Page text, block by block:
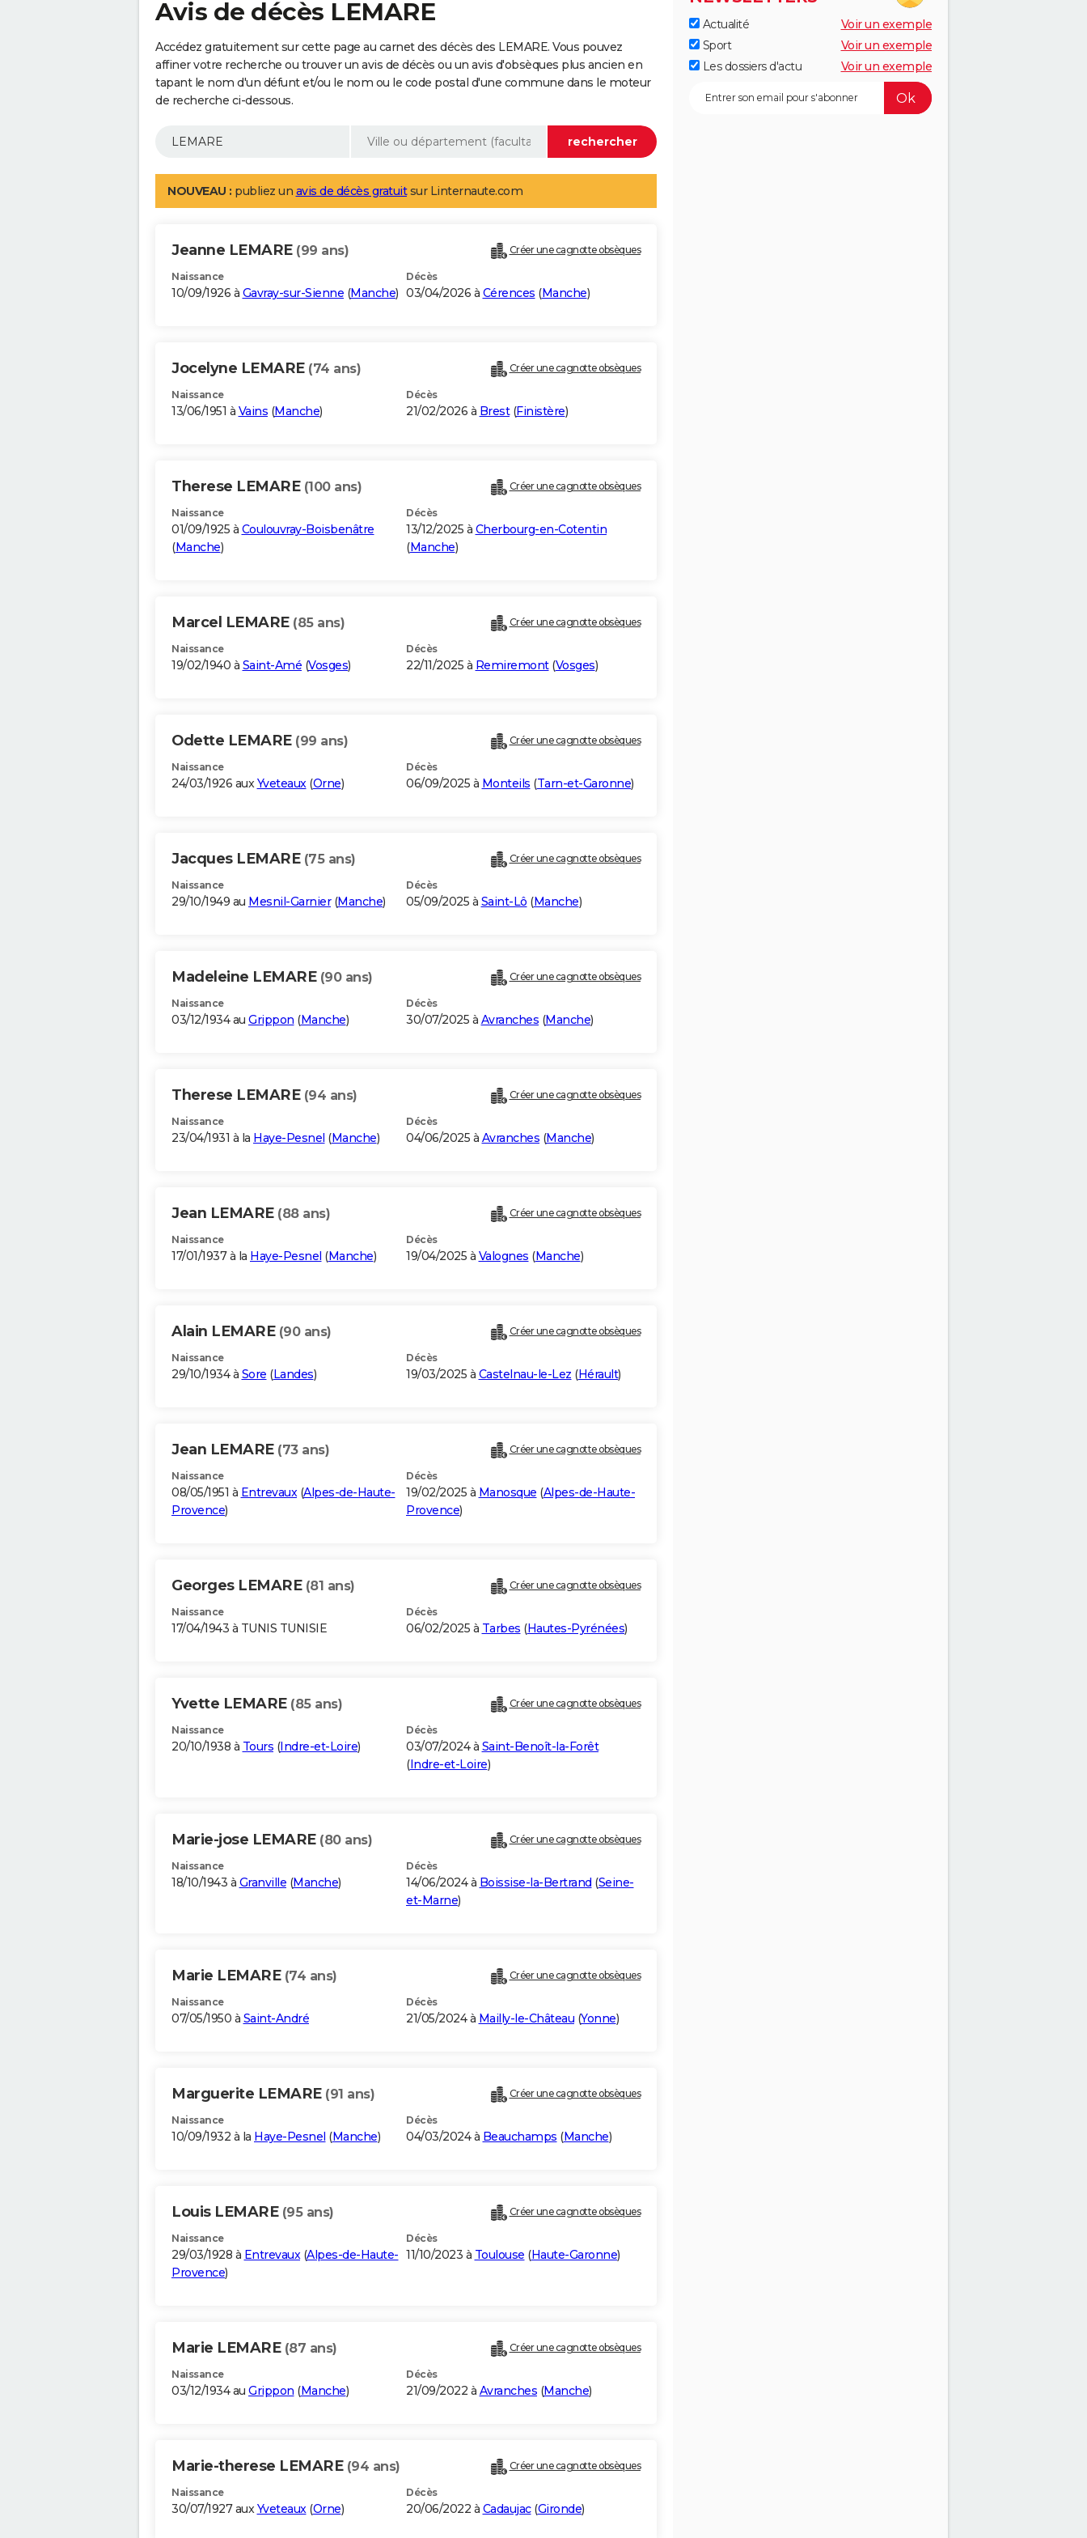
Avis de décès LEMARE
Accédez gratuitement sur cette page au carnet des décès des LEMARE. Vous pouvez
affiner votre recherche ou trouver un avis de décès ou un avis d'obsèques plus ancien en
tapant le nom d'un défunt et/ou le nom ou le code postal d'une commune dans le moteur
de recherche ci-dessous.
NOUVEAU : publiez un avis de décès gratuitsur Linternaute.com
Jeanne LEMARE (99 ans) Créer une cagnotte obsèques
Naissance
10/09/1926 à Gavray-sur-Sienne (Manche)
Décès
03/04/2026 à Cérences (Manche)
Jocelyne LEMARE (74 ans) Créer une cagnotte obsèques
Naissance
13/06/1951 à Vains (Manche)
Décès
21/02/2026 à Brest(Finistère)
Therese LEMARE (100 ans) Créer une cagnotte obsèques
Naissance
01/09/1925 à Coulouvray-Boisbenâtre
(Manche)
Décès
13/12/2025 à Cherbourg-en-Cotentin
(Manche)
Marcel LEMARE (85 ans) Créer une cagnotte obsèques
Naissance
19/02/1940 à Saint-Amé (Vosges)
Décès
22/11/2025 à Remiremont(Vosges)
Odette LEMARE (99 ans) Créer une cagnotte obsèques
Naissance
24/03/1926 auxYveteaux(Orne)
Décès
06/09/2025 à Monteils (Tarn-et-Garonne)
Jacques LEMARE (75 ans) Créer une cagnotte obsèques
Naissance
29/10/1949 au Mesnil-Garnier(Manche)
Décès
05/09/2025 à Saint-Lô (Manche)
Madeleine LEMARE (90 ans) Créer une cagnotte obsèques
Naissance
03/12/1934 au Grippon (Manche)
Décès
30/07/2025 à Avranches (Manche)
Therese LEMARE (94 ans) Créer une cagnotte obsèques
Naissance
23/04/1931 à la Haye-Pesnel (Manche)
Décès
04/06/2025 à Avranches (Manche)
Jean LEMARE (88 ans) Créer une cagnotte obsèques
Naissance
17/01/1937 à la Haye-Pesnel (Manche)
Décès
19/04/2025 à Valognes (Manche)
Alain LEMARE (90 ans) Créer une cagnotte obsèques
Naissance
29/10/1934 à Sore (Landes)
Décès
19/03/2025 à Castelnau-le-Lez (Hérault)
Jean LEMARE (73 ans) Créer une cagnotte obsèques
Naissance
08/05/1951 à Entrevaux(Alpes-de-Haute-
Provence)
Décès
19/02/2025 à Manosque (Alpes-de-Haute-
Provence)
Georges LEMARE (81 ans) Créer une cagnotte obsèques
Naissance
17/04/1943 à TUNIS TUNISIE
Décès
06/02/2025 à Tarbes (Hautes-Pyrénées)
Yvette LEMARE (85 ans) Créer une cagnotte obsèques
Naissance
20/10/1938 à Tours (Indre-et-Loire)
Décès
03/07/2024 à Saint-Benoît-la-Forêt
(Indre-et-Loire)
Marie-jose LEMARE (80 ans) Créer une cagnotte obsèques
Naissance
18/10/1943 à Granville (Manche)
Décès
14/06/2024 à Boissise-la-Bertrand (Seine-
et-Marne)
Marie LEMARE (74 ans) Créer une cagnotte obsèques
Naissance
07/05/1950 à Saint-André
Décès
21/05/2024 à Mailly-le-Château (Yonne)
Marguerite LEMARE (91 ans) Créer une cagnotte obsèques
Naissance
10/09/1932 à la Haye-Pesnel (Manche)
Décès
04/03/2024 à Beauchamps (Manche)
Louis LEMARE (95 ans) Créer une cagnotte obsèques
Naissance
29/03/1928 à Entrevaux(Alpes-de-Haute-
Provence)
Décès
11/10/2023 à Toulouse (Haute-Garonne)
Marie LEMARE (87 ans) Créer une cagnotte obsèques
Naissance
03/12/1934 au Grippon (Manche)
Décès
21/09/2022 à Avranches (Manche)
Marie-therese LEMARE (94 ans) Créer une cagnotte obsèques
Naissance
30/07/1927 auxYveteaux(Orne)
Décès
20/06/2022 à Cadaujac(Gironde)
Actualité
Voir un exemple
Sport
Voir un exemple
Les dossiers d'actu
Voir un exemple